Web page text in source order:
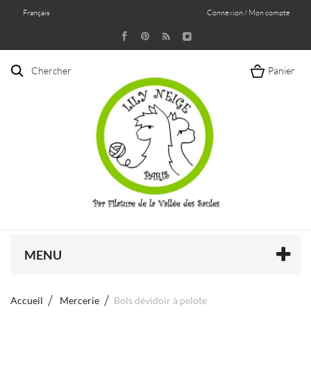
Français Connexion / Mon compte
Chercher Panier
MENU
Accueil Mercerie Bols dévidoir à pelote